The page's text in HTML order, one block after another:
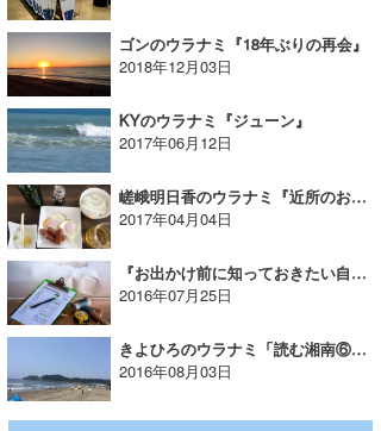
ゴンのウラナミ『18年ぶりの再会』
2018年12月03日
KYのウラナミ『ジューン』
2017年06月12日
嵯峨明日香のウラナミ『近所のおにぎり屋さん。』
2017年04月04日
『お出かけ前に知っておきたい自動車保険』たっちーのウラナミ
2016年07月25日
きよひろのウラナミ「読む湘南⑥」下水放流事故！？
2016年08月03日
wanda
予報士 hiro.
banpaku
Mr.K
chappy
Romisea